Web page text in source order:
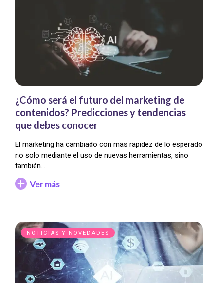
¿Cómo será el futuro del marketing de
contenidos? Predicciones y tendencias
que debes conocer
El marketing ha cambiado con más rapidez de lo esperado
no solo mediante el uso de nuevas herramientas, sino
también…
Ver más
NOTICIAS Y NOVEDADES